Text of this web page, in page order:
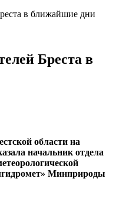
в ближайшие дни
Бреста в
области на
начальник отдела
Минприроды